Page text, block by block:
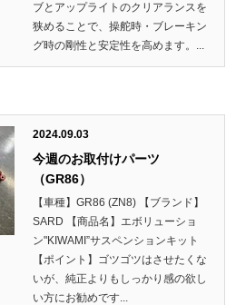
ブとアップライトのクリアランスを
狭めることで、操舵時・ブレーキン
グ時の剛性と安定性を高めます。...
2024.09.03
今週のお取付けパーツ
（GR86）
【車種】GR86 (ZN8) 【ブランド】
SARD 【商品名】エボリューショ
ン"KIWAMI”サスペンションキット
【ポイント】ゴツゴツはさせたくな
いが、純正よりもしっかり感の欲し
い方にお勧めです...